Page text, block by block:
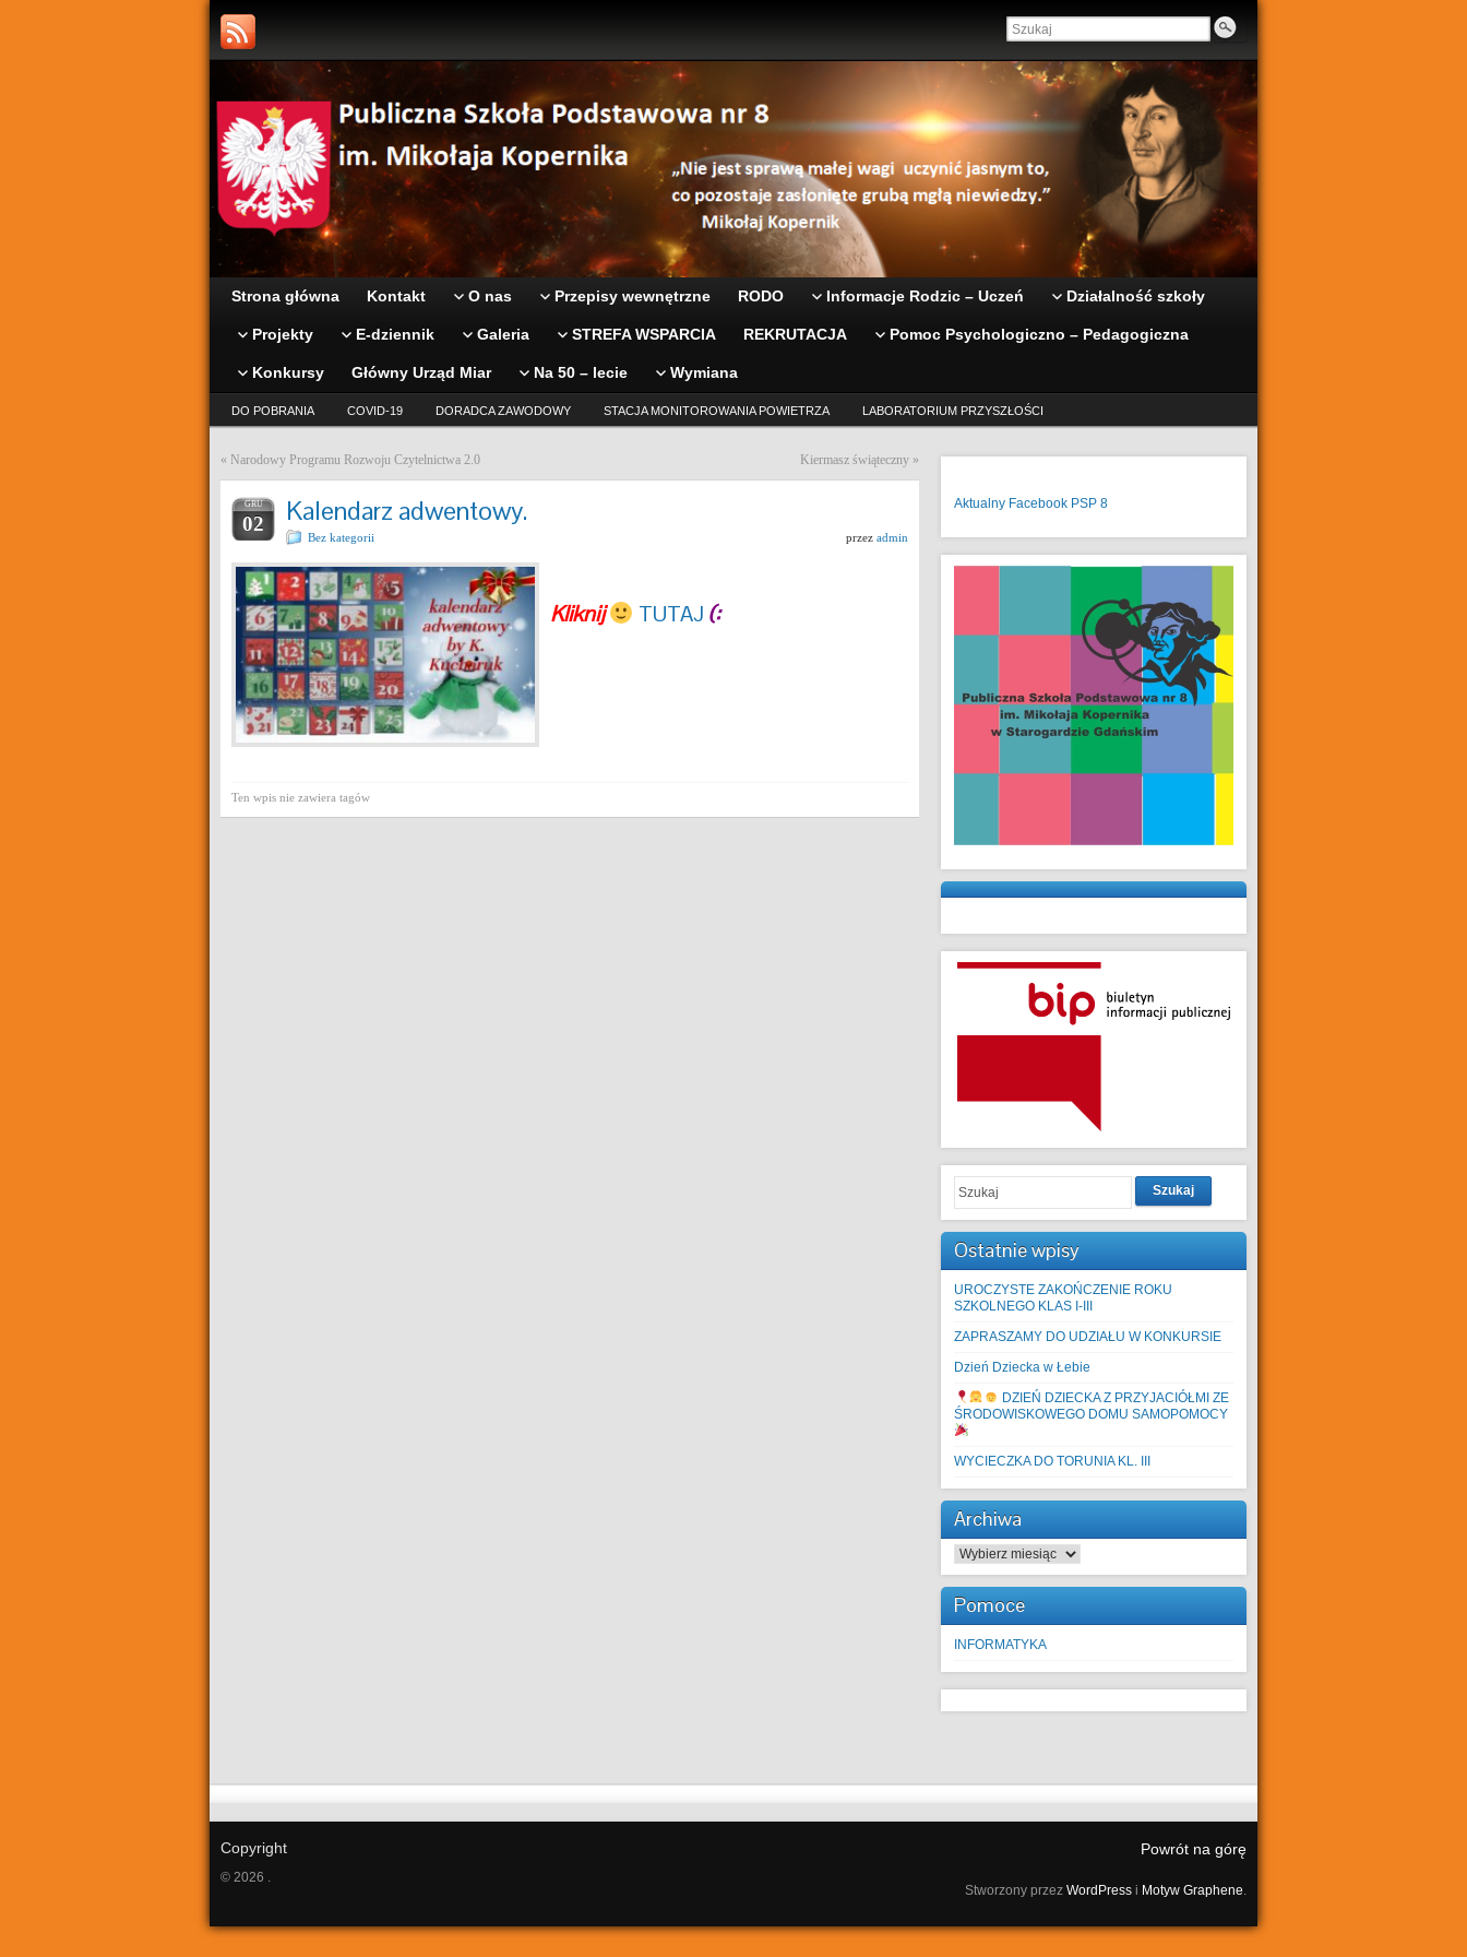
Strona główna Kontakt O nas Przepisy wewnętrzne RODO Informacje Rodzic – Uczeń Działalność szkoły
Projekty E-dziennik Galeria STREFA WSPARCIA REKRUTACJA Pomoc Psychologiczno – Pedagogiczna
Konkursy Główny Urząd Miar Na 50 – lecie Wymiana
DO POBRANIA COVID-19 DORADCA ZAWODOWY STACJA MONITOROWANIA POWIETRZA LABORATORIUM PRZYSZŁOŚCI
« Narodowy Programu Rozwoju Czytelnictwa 2.0 Kiermasz świąteczny »
GRU
02 Kalendarz adwentowy.
Bez kategorii przez admin
Kliknij TUTAJ (:
Ten wpis nie zawiera tagów
Aktualny Facebook PSP 8
Szukaj
Ostatnie wpisy
UROCZYSTE ZAKOŃCZENIE ROKU
SZKOLNEGO KLAS I-III
ZAPRASZAMY DO UDZIAŁU W KONKURSIE
Dzień Dziecka w Łebie
DZIEŃ DZIECKA Z PRZYJACIÓŁMI ZE
ŚRODOWISKOWEGO DOMU SAMOPOMOCY
WYCIECZKA DO TORUNIA KL. III
Archiwa
Archiwa
Pomoce
INFORMATYKA
Copyright
© 2026 .
Powrót na górę
Stworzony przez WordPress i Motyw Graphene